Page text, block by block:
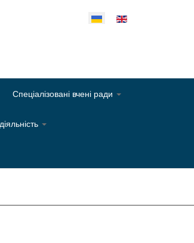
Спеціалізовані вчені ради